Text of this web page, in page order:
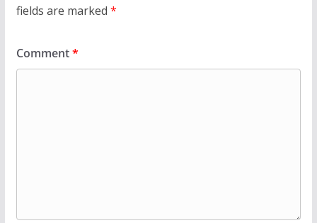
fields are marked *
Comment*